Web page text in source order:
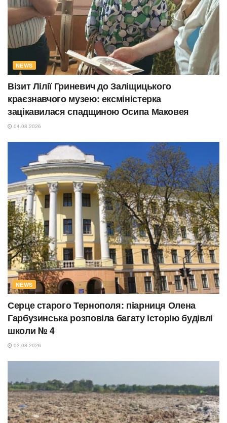
NEWS
Візит Лілії Гриневич до Заліщицького
краєзнавчого музею: ексміністерка
зацікавилася спадщиною Осипа Маковея
04.08.2026
NEWS
Серце старого Тернополя: піарниця Олена
Гарбузинська розповіла багату історію будівлі
школи № 4
02.08.2026